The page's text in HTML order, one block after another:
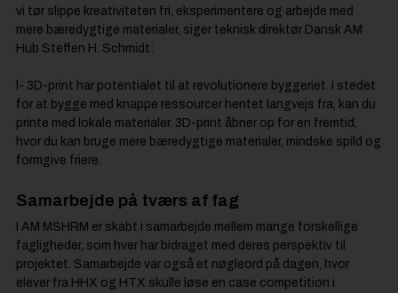
vi tør slippe kreativiteten fri, eksperimentere og arbejde med
mere bæredygtige materialer, siger teknisk direktør Dansk AM
Hub Steffen H. Schmidt:
l- 3D-print har potentialet til at revolutionere byggeriet. I stedet
for at bygge med knappe ressourcer hentet langvejs fra, kan du
printe med lokale materialer. 3D-print åbner op for en fremtid,
hvor du kan bruge mere bæredygtige materialer, mindske spild og
formgive friere.
Samarbejde på tværs af fag
I AM MSHRM er skabt i samarbejde mellem mange forskellige
fagligheder, som hver har bidraget med deres perspektiv til
projektet. Samarbejde var også et nøgleord på dagen, hvor
elever fra HHX og HTX skulle løse en case competition i